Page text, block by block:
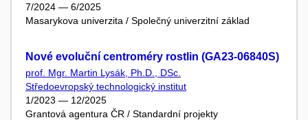
7/2024 — 6/2025
Masarykova univerzita / Společný univerzitní základ
Nové evoluční centroméry rostlin (GA23-06840S)
prof. Mgr. Martin Lysák, Ph.D., DSc.
Středoevropský technologický institut
1/2023 — 12/2025
Grantová agentura ČR / Standardní projekty